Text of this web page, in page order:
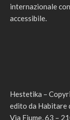
internazionale
accessibile.
Hestetika –
edito da Habitare
Via Fiume, 63 –